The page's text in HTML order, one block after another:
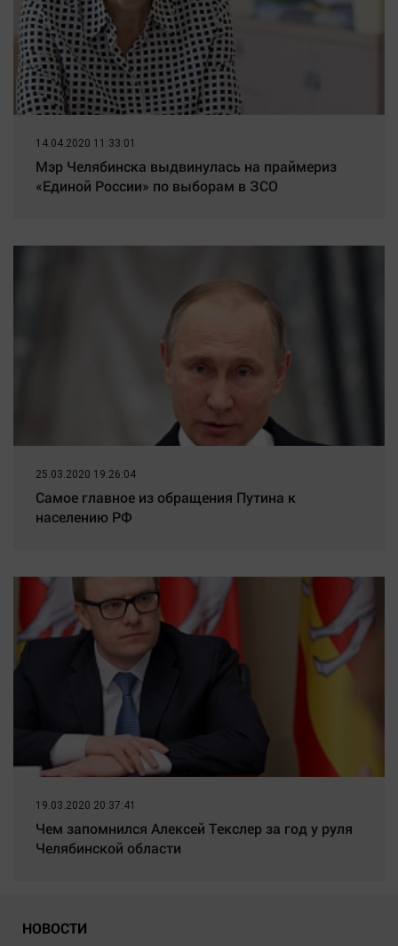
14.04.2020 11:33:01
Мэр Челябинска выдвинулась на праймериз
«Единой России» по выборам в ЗСО
25.03.2020 19:26:04
Самое главное из обращения Путина к
населению РФ
19.03.2020 20:37:41
Чем запомнился Алексей Текслер за год у руля
Челябинской области
НОВОСТИ